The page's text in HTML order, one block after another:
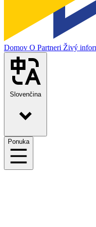
Domov O Partneri Živý
Slovenčina
Ponuka